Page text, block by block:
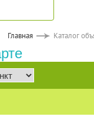
Главная Каталог